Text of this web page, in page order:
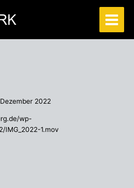
2022
wp-
IMG_2022-1.mov